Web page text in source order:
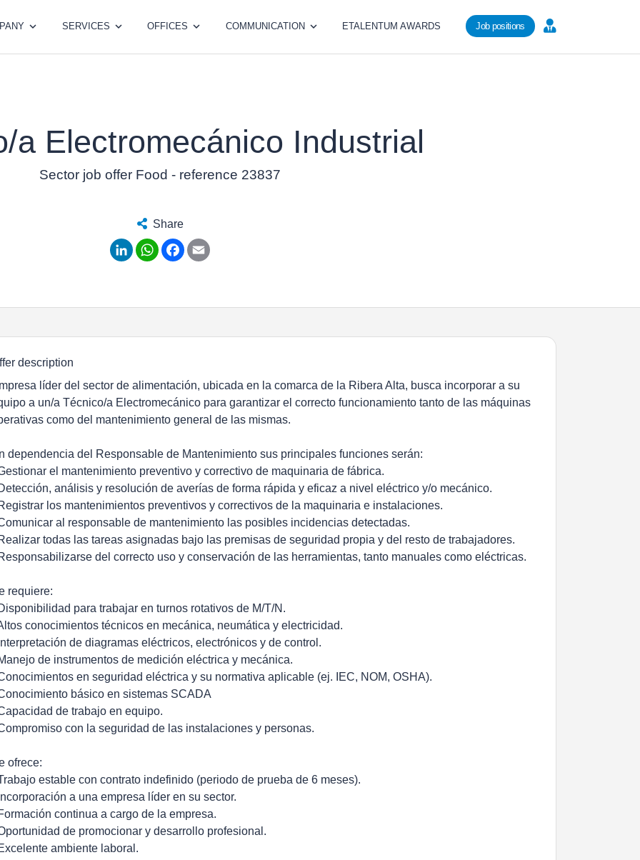
SERVICES OFFICES COMMUNICATION ETALENTUM AWARDS Job positions
a Electromecánico Industrial
Sector job offer Food - reference 23837
Share
LinkedInWhatsApp
Facebook
description
líder del sector de alimentación, ubicada en la comarca de la Ribera Alta, busca incorporar a su
a un/a Técnico/a Electromecánico para garantizar el correcto funcionamiento tanto de las máquinas
como del mantenimiento general de las mismas.
dependencia del Responsable de Mantenimiento sus principales funciones serán:
el mantenimiento preventivo y correctivo de maquinaria de fábrica.
análisis y resolución de averías de forma rápida y eficaz a nivel eléctrico y/o mecánico.
los mantenimientos preventivos y correctivos de la maquinaria e instalaciones.
al responsable de mantenimiento las posibles incidencias detectadas.
todas las tareas asignadas bajo las premisas de seguridad propia y del resto de trabajadores.
del correcto uso y conservación de las herramientas, tanto manuales como eléctricas.
requiere:
para trabajar en turnos rotativos de M/T/N.
conocimientos técnicos en mecánica, neumática y electricidad.
de diagramas eléctricos, electrónicos y de control.
de instrumentos de medición eléctrica y mecánica.
en seguridad eléctrica y su normativa aplicable (ej. IEC, NOM, OSHA).
básico en sistemas SCADA
de trabajo en equipo.
con la seguridad de las instalaciones y personas.
ofrece:
estable con contrato indefinido (periodo de prueba de 6 meses).
a una empresa líder en su sector.
continua a cargo de la empresa.
de promocionar y desarrollo profesional.
ambiente laboral.